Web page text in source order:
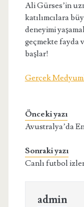
Ali Gürses’in
katılımcılara
deneyimi
geçmekte fayda
başlar!
Gerçek
Önceki yazı
Avustralya’da
Sonraki yazı
Canlı futbol
admin